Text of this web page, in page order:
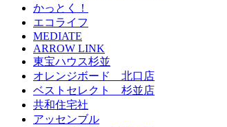
かっとく！
エコライフ
MEDIATE
ARROW LINK
東宝ハウス杉並
オレンジボード 北口店
ベストセレクト 杉並店
共和住宅社
アッセンブル